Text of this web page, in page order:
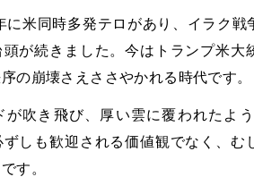
に米同時多発テロがあり、イラク
が続きました。今はトランプ米大
の崩壊さえささやかれる時代です。
が吹き飛び、厚い雲に覆われたよ
ずしも歓迎される価値観でなく、
す。